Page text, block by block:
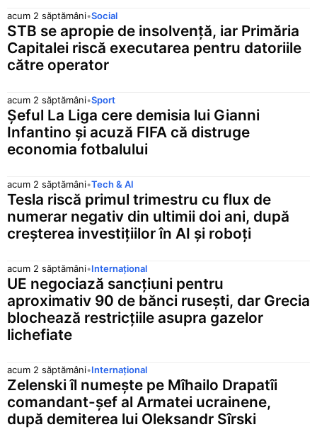
acum 2 săptămâni•Social
STB se apropie de insolvență, iar Primăria
Capitalei riscă executarea pentru datoriile
către operator
acum 2 săptămâni•Sport
Șeful La Liga cere demisia lui Gianni
Infantino și acuză FIFA că distruge
economia fotbalului
acum 2 săptămâni•Tech & AI
Tesla riscă primul trimestru cu flux de
numerar negativ din ultimii doi ani, după
creșterea investițiilor în AI și roboți
acum 2 săptămâni•Internațional
UE negociază sancțiuni pentru
aproximativ 90 de bănci rusești, dar Grecia
blochează restricțiile asupra gazelor
lichefiate
acum 2 săptămâni•Internațional
Zelenski îl numește pe Mîhailo Drapatîi
comandant-șef al Armatei ucrainene,
după demiterea lui Oleksandr Sîrski